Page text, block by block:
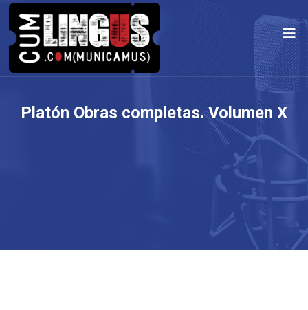
Platón Obras completas. Volumen X